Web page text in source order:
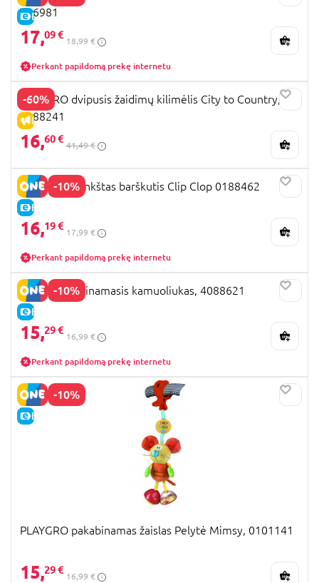
E-KAINA
186981
17,09 €
18,99 €
Perkant papildomą prekę internetu
-60%
IŠPARDAVIMAS
PLAYGRO dvipusis žaidimų kilimėlis City to Country,
0188241
16,60 €
41,49 €
-10%
E-KAINA
PLAYGRO minkštas barškutis Clip Clop 0188462
16,19 €
17,99 €
Perkant papildomą prekę internetu
-10%
E-KAINA
PLAYGRO lavinamasis kamuoliukas, 4088621
15,29 €
16,99 €
Perkant papildomą prekę internetu
-10%
E-KAINA
PLAYGRO pakabinamas žaislas Pelytė Mimsy, 0101141
15,29 €
16,99 €